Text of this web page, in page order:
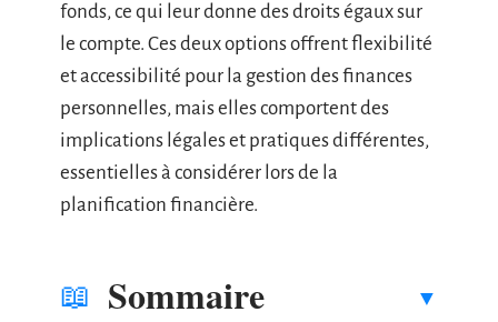
fonds, ce qui leur donne des droits égaux sur
le compte. Ces deux options offrent flexibilité
et accessibilité pour la gestion des finances
personnelles, mais elles comportent des
implications légales et pratiques différentes,
essentielles à considérer lors de la
planification financière.
Sommaire